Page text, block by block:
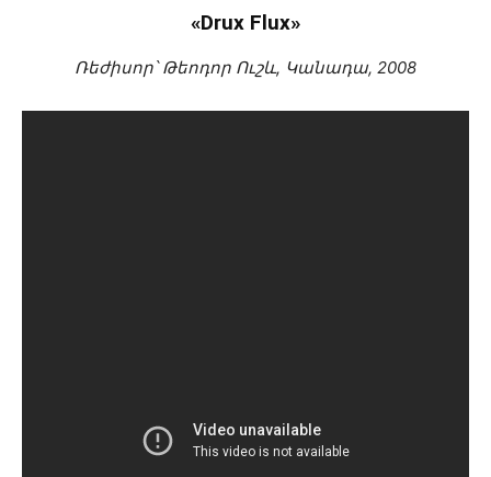
«Drux Flux»
Ռեժիսոր՝ Թեոդոր Ուշև, Կանադա, 2008